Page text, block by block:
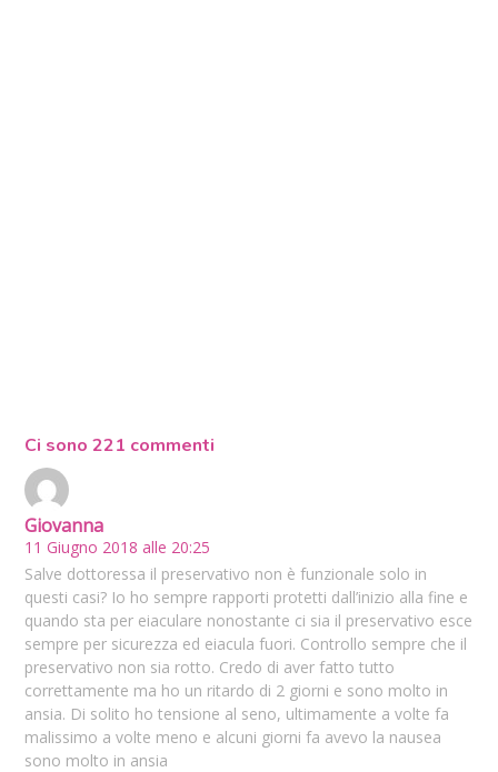
Ci sono 221 commenti
Giovanna
11 Giugno 2018 alle 20:25
Salve dottoressa il preservativo non è funzionale solo in
questi casi? Io ho sempre rapporti protetti dall’inizio alla fine e
quando sta per eiaculare nonostante ci sia il preservativo esce
sempre per sicurezza ed eiacula fuori. Controllo sempre che il
preservativo non sia rotto. Credo di aver fatto tutto
correttamente ma ho un ritardo di 2 giorni e sono molto in
ansia. Di solito ho tensione al seno, ultimamente a volte fa
malissimo a volte meno e alcuni giorni fa avevo la nausea
sono molto in ansia